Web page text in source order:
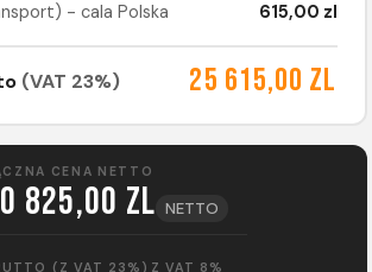
- cala Polska
615,00 zl
(VAT 23%) 25 615,00 zl
CENA NETTO
825,00 zl NETTO
(Z VAT 23%) Z VAT 8%